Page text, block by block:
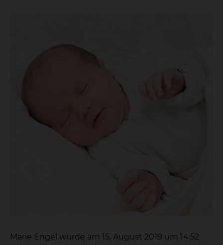
Marie Engel wurde am 15. August 2019 um 14:52